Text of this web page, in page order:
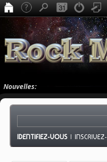
Nouvelles:
IDENTIFIEZ-VOUS |